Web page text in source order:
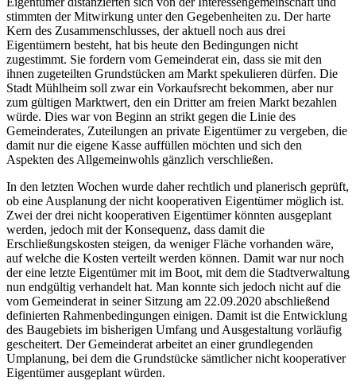
stimmten der Mitwirkung unter den Gegebenheiten zu. Der harte
Kern des Zusammenschlusses, der aktuell noch aus drei
Eigentümern besteht, hat bis heute den Bedingungen nicht
zugestimmt. Sie fordern vom Gemeinderat ein, dass sie mit den
ihnen zugeteilten Grundstücken am Markt spekulieren dürfen. Die
Stadt Mühlheim soll zwar ein Vorkaufsrecht bekommen, aber nur
zum gültigen Marktwert, den ein Dritter am freien Markt bezahlen
würde. Dies war von Beginn an strikt gegen die Linie des
Gemeinderates, Zuteilungen an private Eigentümer zu vergeben, die
damit nur die eigene Kasse auffüllen möchten und sich den
Aspekten des Allgemeinwohls gänzlich verschließen.
In den letzten Wochen wurde daher rechtlich und planerisch geprüft,
ob eine Ausplanung der nicht kooperativen Eigentümer möglich ist.
Zwei der drei nicht kooperativen Eigentümer könnten ausgeplant
werden, jedoch mit der Konsequenz, dass damit die
Erschließungskosten steigen, da weniger Fläche vorhanden wäre,
auf welche die Kosten verteilt werden können. Damit war nur noch
der eine letzte Eigentümer mit im Boot, mit dem die Stadtverwaltung
nun endgültig verhandelt hat. Man konnte sich jedoch nicht auf die
vom Gemeinderat in seiner Sitzung am 22.09.2020 abschließend
definierten Rahmenbedingungen einigen. Damit ist die Entwicklung
des Baugebiets im bisherigen Umfang und Ausgestaltung vorläufig
gescheitert. Der Gemeinderat arbeitet an einer grundlegenden
Umplanung, bei dem die Grundstücke sämtlicher nicht kooperativer
Eigentümer ausgeplant würden.